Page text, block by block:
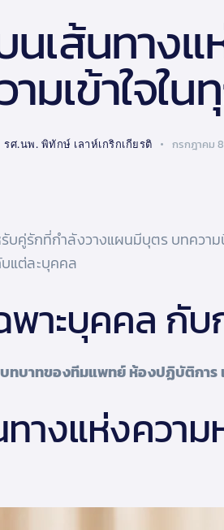
นเส้นทาง
มเข้าใจใ
รศ.นพ. พิทักษ์ เลาห์เกริกเกียรติ กรกฎาคม
บคู่รักที่กำลังวางแผนมีบุตร บทควา
แต่ละบุคคล
พาะบุคคล กั
บาทของทีมแพทย์ ห้องปฏิบัติการ
ทางแห่งควา